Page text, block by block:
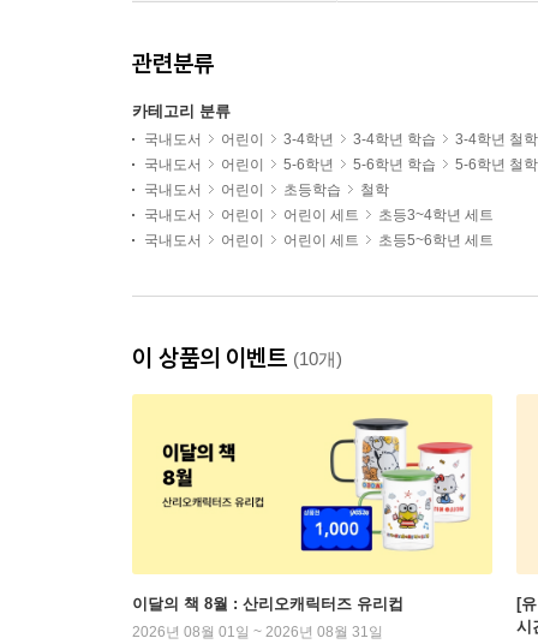
관련분류
카테고리 분류
국내도서 어린이 3-4학년 3-4학년 학습
3-4학년 철학
국내도서
어린이 5-6학년 5-6학년 학습
5-6학년 철학
국내도서
어린이 초등학습
철학
국내도서
어린이 어린이 세트
초등3~4학년 세트
국내도서
어린이 어린이 세트 초등5~6학년 세트
이 상품의 이벤트 (10개)
이달의 책 8월 : 산리오캐릭터즈 유리컵
2026년 08월 01일 ~ 2026년 08월 31일
[
시